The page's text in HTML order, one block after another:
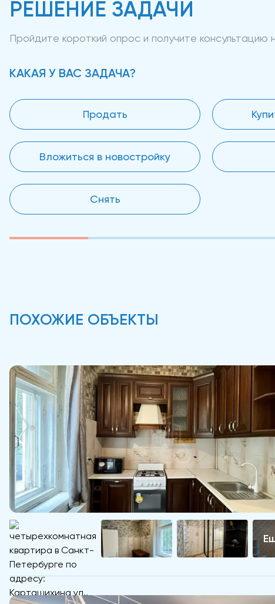
РЕШЕНИЕ ЗАДАЧИ
Пройдите короткий опрос и получите консультацию
КАКАЯ У ВАС ЗАДАЧА?
Продать
Вложиться в новостройку
Снять
ПОХОЖИЕ ОБЪЕКТЫ